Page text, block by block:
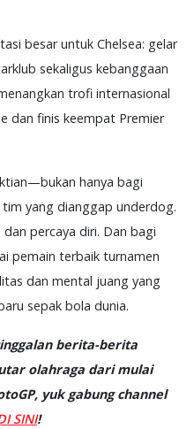
besar untuk Chelsea: gelar
sekaligus kebanggaan
trofi internasional
dan finis keempat Premier
hanya bagi
yang dianggap underdog.
percaya diri. Dan bagi
pemain terbaik turnamen
dan mental juang yang
sepak bola dunia.
berita-berita
olahraga dari mulai
yuk gabung channel
SINI!